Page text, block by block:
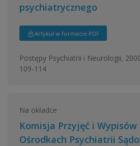
psychiatrycznego
Artykuł w formacie PDF
Postępy Psychiatrii i Neurologii,
109-114
Na okładce
Komisja Przyjęć i
Ośrodkach Psychiatrii